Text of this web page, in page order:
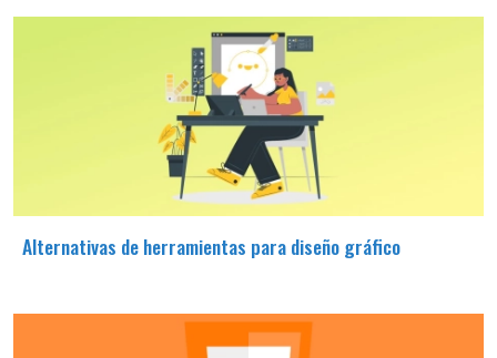
Alternativas de herramientas para diseño gráfico